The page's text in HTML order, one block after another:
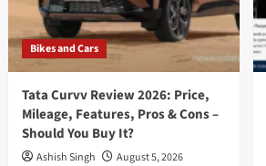
Bikes and Cars
Tata Curvv Review 2026: Price,
Mileage, Features, Pros & Cons –
Should You Buy It?
Ashish Singh August 5, 2026